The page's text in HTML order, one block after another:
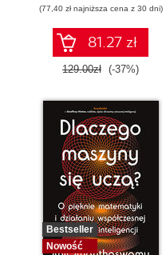
(77,40 zł najniższa cena z 30 dni)
81.27 zł
129.00zł (-37%)
Bestseller
Nowość